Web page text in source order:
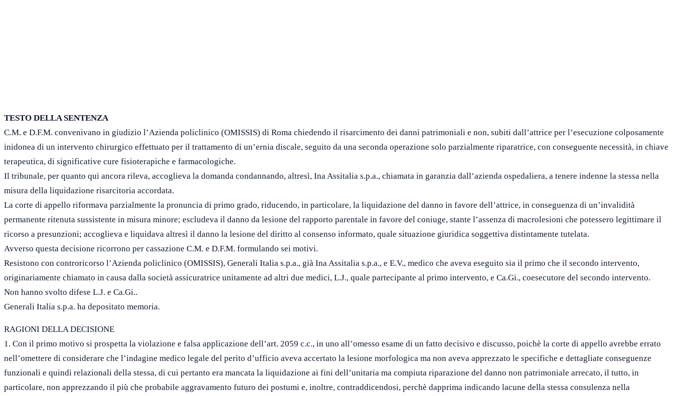
TESTO DELLA SENTENZA
C.M. e D.F.M. convenivano in giudizio l’Azienda policlinico (OMISSIS) di Roma chiedendo il risarcimento dei danni patrimoniali e non, subiti dall’attrice per l’esecuzione colposamente
inidonea di un intervento chirurgico effettuato per il trattamento di un’ernia discale, seguito da una seconda operazione solo parzialmente riparatrice, con conseguente necessità, in chiave
terapeutica, di significative cure fisioterapiche e farmacologiche.
Il tribunale, per quanto qui ancora rileva, accoglieva la domanda condannando, altresì, Ina Assitalia s.p.a., chiamata in garanzia dall’azienda ospedaliera, a tenere indenne la stessa nella
misura della liquidazione risarcitoria accordata.
La corte di appello riformava parzialmente la pronuncia di primo grado, riducendo, in particolare, la liquidazione del danno in favore dell’attrice, in conseguenza di un’invalidità
permanente ritenuta sussistente in misura minore; escludeva il danno da lesione del rapporto parentale in favore del coniuge, stante l’assenza di macrolesioni che potessero legittimare il
ricorso a presunzioni; accoglieva e liquidava altresì il danno la lesione del diritto al consenso informato, quale situazione giuridica soggettiva distintamente tutelata.
Avverso questa decisione ricorrono per cassazione C.M. e D.F.M. formulando sei motivi.
Resistono con controricorso l’Azienda policlinico (OMISSIS), Generali Italia s.p.a., già Ina Assitalia s.p.a., e E.V., medico che aveva eseguito sia il primo che il secondo intervento,
originariamente chiamato in causa dalla società assicuratrice unitamente ad altri due medici, L.J., quale partecipante al primo intervento, e Ca.Gi., coesecutore del secondo intervento.
Non hanno svolto difese L.J. e Ca.Gi..
Generali Italia s.p.a. ha depositato memoria.
RAGIONI DELLA DECISIONE
1. Con il primo motivo si prospetta la violazione e falsa applicazione dell’art. 2059 c.c., in uno all’omesso esame di un fatto decisivo e discusso, poichè la corte di appello avrebbe errato
nell’omettere di considerare che l’indagine medico legale del perito d’ufficio aveva accertato la lesione morfologica ma non aveva apprezzato le specifiche e dettagliate conseguenze
funzionali e quindi relazionali della stessa, di cui pertanto era mancata la liquidazione ai fini dell’unitaria ma compiuta riparazione del danno non patrimoniale arrecato, il tutto, in
particolare, non apprezzando il più che probabile aggravamento futuro dei postumi e, inoltre, contraddicendosi, perchè dapprima indicando lacune della stessa consulenza nella